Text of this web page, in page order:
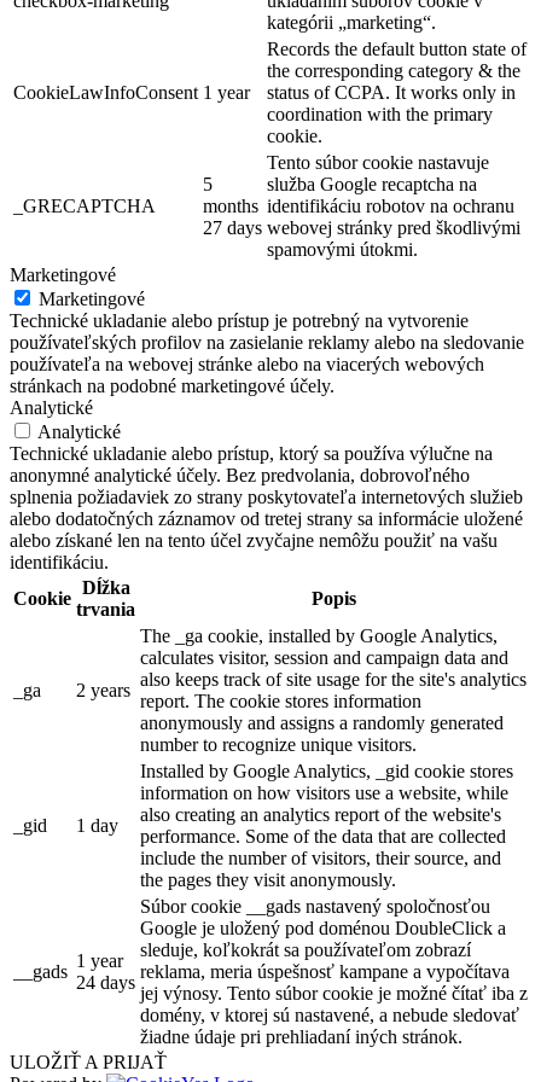
kategórii „marketing“.
CookieLawInfoConsent 1 year
Records the default button state of
the corresponding category & the
status of CCPA. It works only in
coordination with the primary
cookie.
_GRECAPTCHA
5
months
27 days
Tento súbor cookie nastavuje
služba Google recaptcha na
identifikáciu robotov na ochranu
webovej stránky pred škodlivými
spamovými útokmi.
Marketingové
Marketingové
Technické ukladanie alebo prístup je potrebný na vytvorenie
používateľských profilov na zasielanie reklamy alebo na sledovanie
používateľa na webovej stránke alebo na viacerých webových
stránkach na podobné marketingové účely.
Analytické
Analytické
Technické ukladanie alebo prístup, ktorý sa používa výlučne na
anonymné analytické účely. Bez predvolania, dobrovoľného
splnenia požiadaviek zo strany poskytovateľa internetových služieb
alebo dodatočných záznamov od tretej strany sa informácie uložené
alebo získané len na tento účel zvyčajne nemôžu použiť na vašu
identifikáciu.
Cookie
Dĺžka
trvania
Popis
_ga 2 years
The _ga cookie, installed by Google Analytics,
calculates visitor, session and campaign data and
also keeps track of site usage for the site's analytics
report. The cookie stores information
anonymously and assigns a randomly generated
number to recognize unique visitors.
_gid 1 day
Installed by Google Analytics, _gid cookie stores
information on how visitors use a website, while
also creating an analytics report of the website's
performance. Some of the data that are collected
include the number of visitors, their source, and
the pages they visit anonymously.
__gads
1 year
24 days
Súbor cookie __gads nastavený spoločnosťou
Google je uložený pod doménou DoubleClick a
sleduje, koľkokrát sa používateľom zobrazí
reklama, meria úspešnosť kampane a vypočítava
jej výnosy. Tento súbor cookie je možné čítať iba z
domény, v ktorej sú nastavené, a nebude sledovať
žiadne údaje pri prehliadaní iných stránok.
ULOŽIŤ A PRIJAŤ